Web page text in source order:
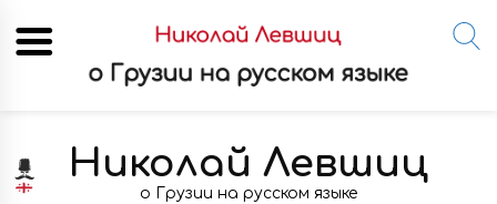
content
Николай Левшиц
о Грузии на русском языке